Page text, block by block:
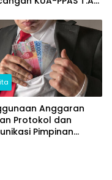
Anggaran
Protokol dan
Pimpinan